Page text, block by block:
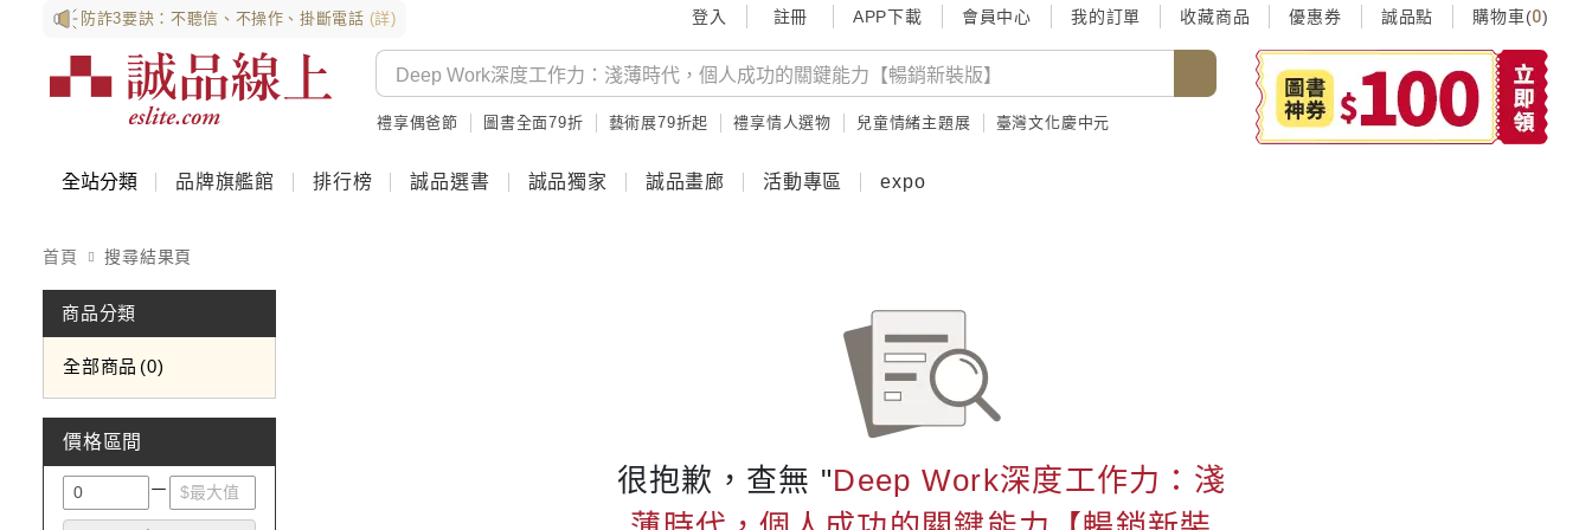
防詐3要訣：不聽信、不操作、掛斷電話 (詳) 登入 註冊 APP下載 會員中心 我的訂單 收藏商品 優惠券 誠品點 購物車(0)
禮享偶爸節 圖書全面79折 藝術展79折起 禮享情人選物 兒童情緒主題展 臺灣文化慶中元
全站分類 品牌旗艦館 排行榜 誠品選書 誠品獨家 誠品畫廊 活動專區 expo
首頁 搜尋結果頁
商品分類
全部商品 0
價格區間
－ 很抱歉，查無 "Deep Work深度工作力：淺